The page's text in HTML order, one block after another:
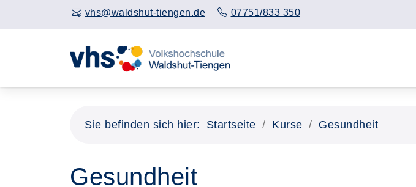
vhs@waldshut-tiengen.de 07751/833 350
Sie befinden sich hier: Startseite Kurse Gesundheit
Gesundheit